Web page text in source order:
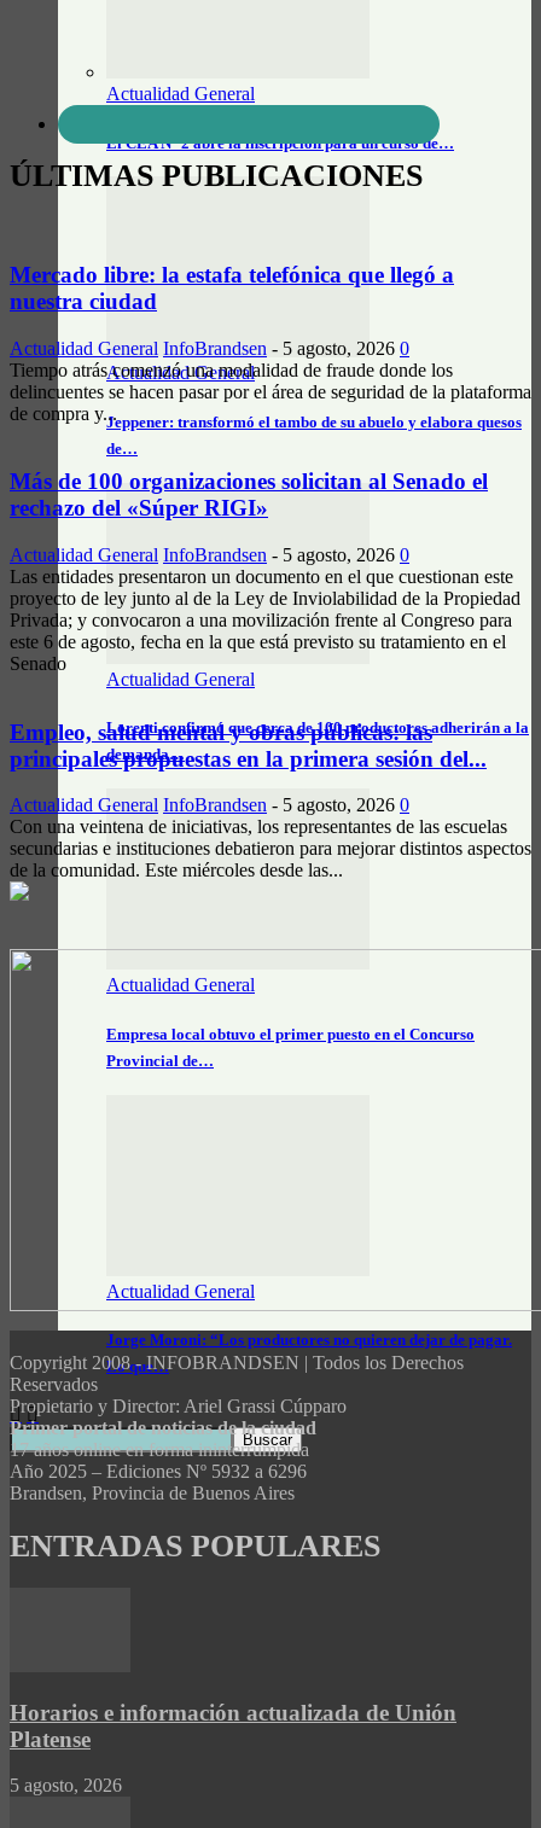
Actualidad General
El CEA N° 2 abre la inscripción para un curso de…
Actualidad General
Jeppener: transformó el tambo de su abuelo y elabora quesos
de…
Actualidad General
Lorenti confirmó que cerca de 100 productores adherirán a la
demanda…
Actualidad General
Empresa local obtuvo el primer puesto en el Concurso
Provincial de…
Actualidad General
Jorge Moroni: “Los productores no quieren dejar de pagar.
Lo que…
ÚLTIMAS PUBLICACIONES
Mercado libre: la estafa telefónica que llegó a
nuestra ciudad
Actualidad General InfoBrandsen - 5 agosto, 2026 0
Tiempo atrás comenzó una modalidad de fraude donde los
delincuentes se hacen pasar por el área de seguridad de la plataforma
de compra y...
Más de 100 organizaciones solicitan al Senado el
rechazo del «Súper RIGI»
Actualidad General InfoBrandsen - 5 agosto, 2026 0
Las entidades presentaron un documento en el que cuestionan este
proyecto de ley junto al de la Ley de Inviolabilidad de la Propiedad
Privada; y convocaron a una movilización frente al Congreso para
este 6 de agosto, fecha en la que está previsto su tratamiento en el
Senado
Empleo, salud mental y obras públicas: las
principales propuestas en la primera sesión del...
Actualidad General InfoBrandsen - 5 agosto, 2026 0
Con una veintena de iniciativas, los representantes de las escuelas
secundarias e instituciones debatieron para mejorar distintos aspectos
de la comunidad. Este miércoles desde las...
Copyright 2008 - INFOBRANDSEN | Todos los Derechos
Reservados
Propietario y Director: Ariel Grassi Cúpparo
Primer portal de noticias de la ciudad
17 años online en forma ininterrumpida
Año 2025 – Ediciones Nº 5932 a 6296
Brandsen, Provincia de Buenos Aires
ENTRADAS POPULARES
Horarios e información actualizada de Unión
Platense
5 agosto, 2026